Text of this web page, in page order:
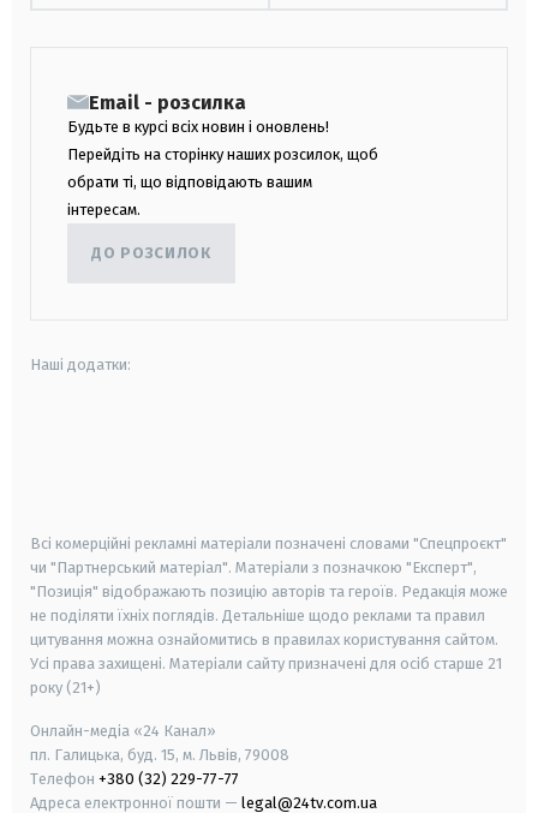
Email - розсилка
Будьте в курсі всіх новин і оновлень!
Перейдіть на сторінку наших розсилок, щоб
обрати ті, що відповідають вашим
інтересам.
ДО РОЗСИЛОК
Наші додатки:
Всі комерційні рекламні матеріали позначені словами "Спецпроєкт"
чи "Партнерський матеріал". Матеріали з позначкою "Експерт",
"Позиція" відображають позицію авторів та героїв. Редакція може
не поділяти їхніх поглядів. Детальніше щодо реклами та правил
цитування можна ознайомитись в правилах користування сайтом.
Усі права захищені. Матеріали сайту призначені для осіб старше 21
року (21+)
Онлайн-медіа «24 Канал»
пл. Галицька, буд. 15, м. Львів, 79008
Телефон +380 (32) 229-77-77
Адреса електронної пошти — legal@24tv.com.ua